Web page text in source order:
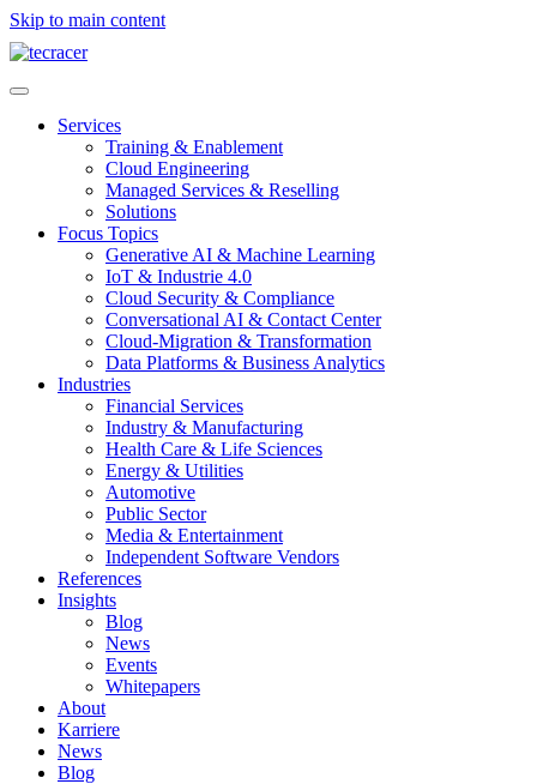
Skip to main content
Services
Training & Enablement
Cloud Engineering
Managed Services & Reselling
Solutions
Focus Topics
Generative AI & Machine Learning
IoT & Industrie 4.0
Cloud Security & Compliance
Conversational AI & Contact Center
Cloud-Migration & Transformation
Data Platforms & Business Analytics
Industries
Financial Services
Industry & Manufacturing
Health Care & Life Sciences
Energy & Utilities
Automotive
Public Sector
Media & Entertainment
Independent Software Vendors
References
Insights
Blog
News
Events
Whitepapers
About
Karriere
News
Blog